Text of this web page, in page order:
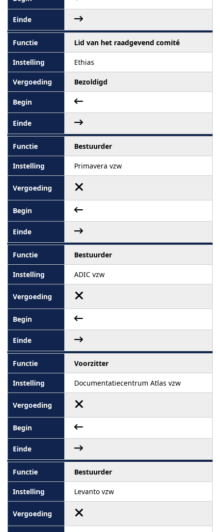
Lid van het raadgevend comité
Ethias
Bezoldigd
Bestuurder
Primavera vzw
Bestuurder
ADIC vzw
Voorzitter
Documentatiecentrum Atlas vzw
Bestuurder
Levanto vzw